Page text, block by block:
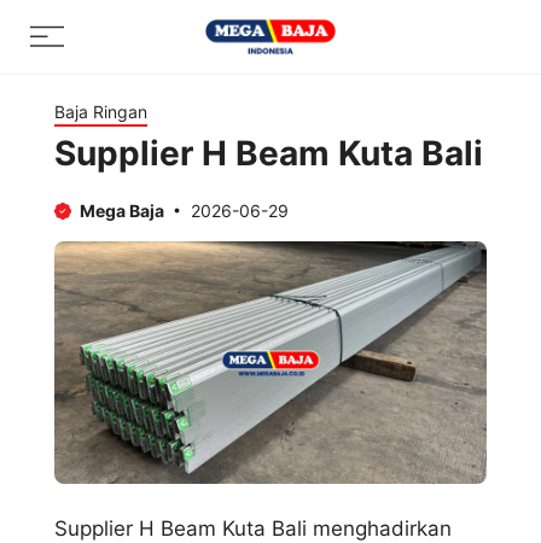
Menu
Baja Ringan
Supplier H Beam Kuta Bali
Mega Baja 2026-06-29
Supplier H Beam Kuta Bali menghadirkan